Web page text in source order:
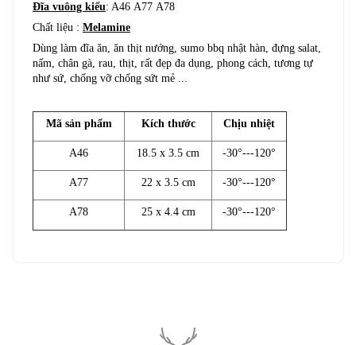
Đĩa vuông kiểu: A46 A77 A78
Chất liệu : Melamine
Dùng làm đĩa ăn, ăn thịt nướng, sumo bbq nhật hàn, đựng salat,
nấm, chân gà, rau, thịt, rất đẹp đa dụng, phong cách, tương tự
như sứ, chống vỡ chống sứt mẻ ...
Mã sản phẩm Kích thước Chịu nhiệt
A46 18.5 x 3.5 cm -30°---120°
A77 22 x 3.5 cm -30°---120°
A78 25 x 4.4 cm -30°---120°